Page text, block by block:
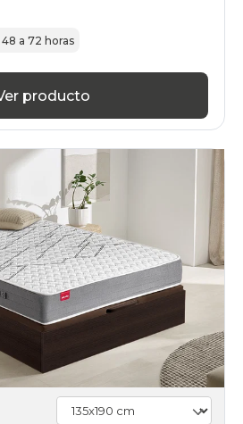
a 72 horas
producto